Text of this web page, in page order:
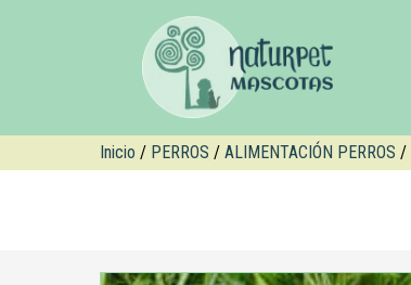
Inicio / PERROS / ALIMENTACIÓN PERROS /